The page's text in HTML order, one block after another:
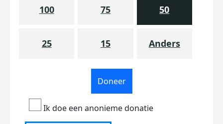
100 75 50
25 15 Anders
Doneer
Ik doe een anonieme donatie